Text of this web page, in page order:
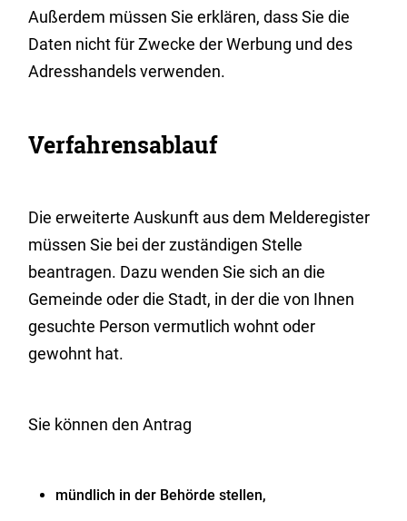
Außerdem müssen Sie erklären, dass Sie die
Daten nicht für Zwecke der Werbung und des
Adresshandels verwenden.
Verfahrensablauf
Die erweiterte Auskunft aus dem Melderegister
müssen Sie bei der zuständigen Stelle
beantragen. Dazu wenden Sie sich an die
Gemeinde oder die Stadt, in der die von Ihnen
gesuchte Person vermutlich wohnt oder
gewohnt hat.
Sie können den Antrag
mündlich in der Behörde stellen,